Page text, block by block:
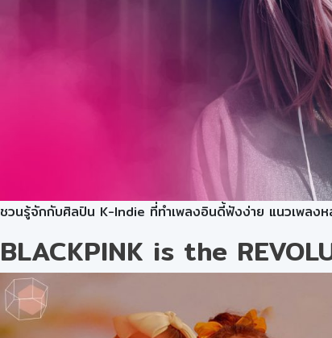
ชวนรู้จักกับศิลปิน K-Indie ที่ทำเพลงอินดี้ฟังง่าย แนวเพลง
BLACKPINK is the